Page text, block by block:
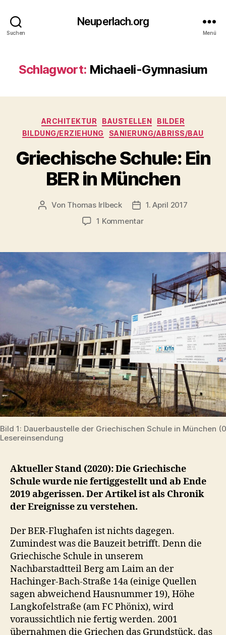
Suchen
Neuperlach.org
Menü
Schlagwort: Michaeli-Gymnasium
Kategorien
ARCHITEKTUR BAUSTELLEN
BILDER
BILDUNG/ERZIEHUNG
SANIERUNG/ABRISS/BAU
Griechische Schule: Ein
BER in München
Beitragsautor
Von Thomas Irlbeck Veröffentlichungsdatum
1. April 2017
1 Kommentarzu
Ein
BER
München
Bild 1: Dauerbaustelle der Griechischen Schule in München
Lesereinsendung
Aktueller Stand (2020): Die Griechische
Schule wurde nie fertiggestellt und ab Ende
2019 abgerissen. Der Artikel ist als Chronik
der Ereignisse zu verstehen.
Der BER-Flughafen ist nichts dagegen.
Zumindest was die Bauzeit betrifft. Denn die
Griechische Schule in unserem
Nachbarstadtteil Berg am Laim an der
Hachinger-Bach-Straße 14a (einige Quellen
sagen abweichend Hausnummer 19), Höhe
Langkofelstraße (am FC Phönix), wird
voraussichtlich nie fertig werden. 2001
übernahmen die Griechen das Grundstück, das